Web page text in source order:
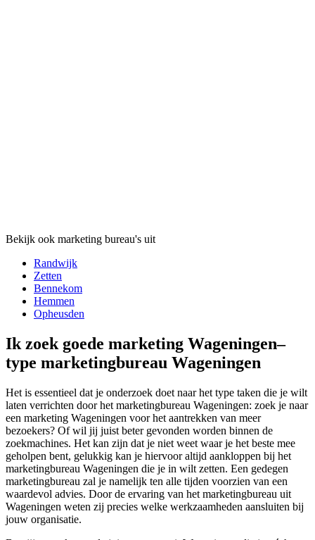
Bekijk ook marketing bureau's uit
Randwijk
Zetten
Bennekom
Hemmen
Opheusden
Ik zoek goede marketing Wageningen–
type marketingbureau Wageningen
Het is essentieel dat je onderzoek doet naar het type taken die je wilt
laten verrichten door het marketingbureau Wageningen: zoek je naar
een marketing Wageningen voor het aantrekken van meer
bezoekers? Of wil jij juist beter gevonden worden binnen de
zoekmachines. Het kan zijn dat je niet weet waar je het beste mee
geholpen bent, gelukkig kan je hiervoor altijd aankloppen bij het
marketingbureau Wageningen die je in wilt zetten. Een gedegen
marketingbureau zal je namelijk ten alle tijden voorzien van een
waardevol advies. Door de ervaring van het marketingbureau uit
Wageningen weten zij precies welke werkzaamheden aansluiten bij
jouw organisatie.